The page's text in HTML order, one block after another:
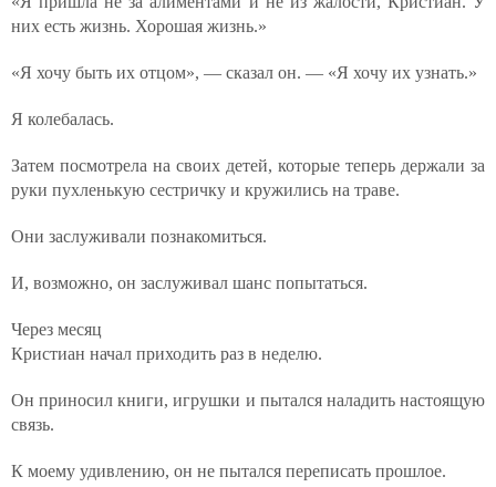
них есть жизнь. Хорошая жизнь.»
«Я хочу быть их отцом», — сказал он. — «Я хочу их узнать.»
Я колебалась.
Затем посмотрела на своих детей, которые теперь держали за
руки пухленькую сестричку и кружились на траве.
Они заслуживали познакомиться.
И, возможно, он заслуживал шанс попытаться.
Через месяц
Кристиан начал приходить раз в неделю.
Он приносил книги, игрушки и пытался наладить настоящую
связь.
К моему удивлению, он не пытался переписать прошлое.